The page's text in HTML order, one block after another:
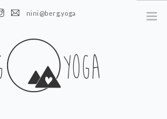
nini@berg.yoga
AUSTRIA || Obertauern || Altenmarkt